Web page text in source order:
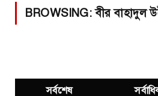
BROWSING:বীর বাহাদুল
সর্বশেষ